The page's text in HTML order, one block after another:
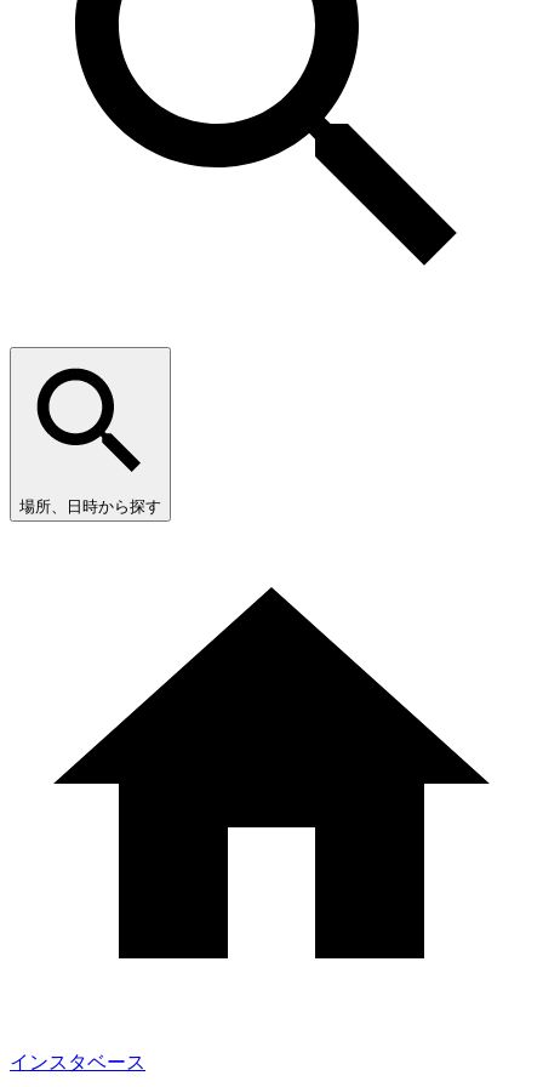
場所、日時から探す
インスタベース